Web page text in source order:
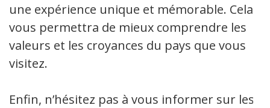
une expérience unique et mémorable. Cela
vous permettra de mieux comprendre les
valeurs et les croyances du pays que vous
visitez.
Enfin, n’hésitez pas à vous informer sur les